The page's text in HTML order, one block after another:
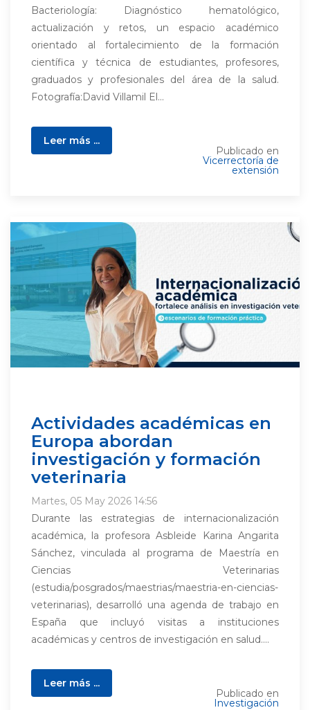
Bacteriología: Diagnóstico hematológico,
actualización y retos, un espacio académico
orientado al fortalecimiento de la formación
científica y técnica de estudiantes, profesores,
graduados y profesionales del área de la salud.
Fotografía:David Villamil El...
Leer más ...
Publicado en
Vicerrectoría de
extensión
Actividades académicas en
Europa abordan
investigación y formación
veterinaria
Martes, 05 May 2026 14:56
Durante las estrategias de internacionalización
académica, la profesora Asbleide Karina Angarita
Sánchez, vinculada al programa de Maestría en
Ciencias Veterinarias
(estudia/posgrados/maestrias/maestria-en-ciencias-
veterinarias), desarrolló una agenda de trabajo en
España que incluyó visitas a instituciones
académicas y centros de investigación en salud....
Leer más ...
Publicado en
Investigación